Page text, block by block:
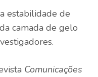
estabilidade de
camada de gelo
Comunicações